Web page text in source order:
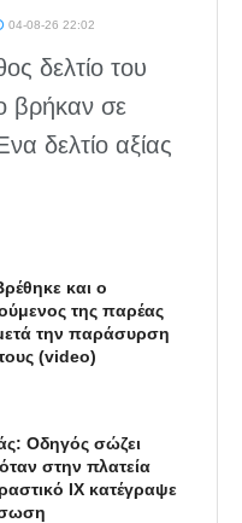
04-08-26 22:02
δελτίο του
βρήκαν σε
δελτίο αξίας
και ο
της παρέας
την παράσυρση
(video)
Οδηγός σώζει
στην πλατεία
ΙΧ κατέγραψε